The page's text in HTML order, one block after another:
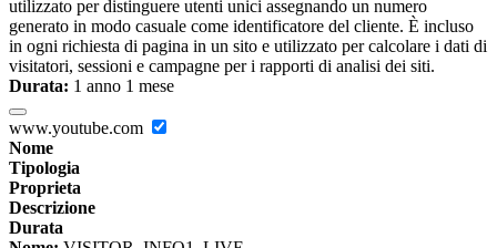
utilizzato per distinguere utenti unici assegnando un numero
generato in modo casuale come identificatore del cliente. È incluso
in ogni richiesta di pagina in un sito e utilizzato per calcolare i dati di
visitatori, sessioni e campagne per i rapporti di analisi dei siti.
Durata: 1 anno 1 mese
www.youtube.com
Nome
Tipologia
Proprieta
Descrizione
Durata